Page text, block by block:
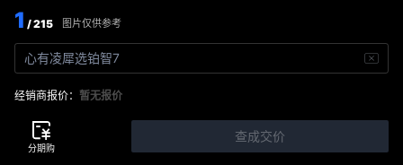
1 / 215 图片仅供参考
心有凌犀选铂智7
经销商报价： 暂无报价
查成交价